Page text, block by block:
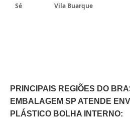
Sé
Vila Buarque
PRINCIPAIS REGIÕES DO
EMBALAGEM SP ATENDE
PLÁSTICO BOLHA INTERNO: